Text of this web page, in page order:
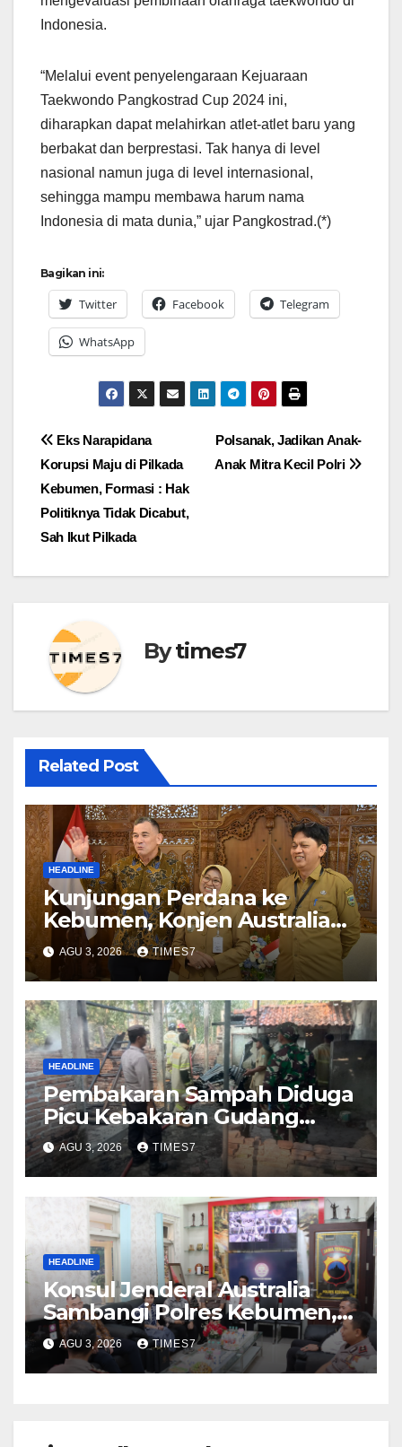
Indonesia.
“Melalui event penyelengaraan Kejuaraan
Taekwondo Pangkostrad Cup 2024 ini,
diharapkan dapat melahirkan atlet-atlet baru yang
berbakat dan berprestasi. Tak hanya di level
nasional namun juga di level internasional,
sehingga mampu membawa harum nama
Indonesia di mata dunia,” ujar Pangkostrad.(*)
Bagikan ini:
Twitter Facebook Telegram
WhatsApp
Navigasi
pos
Polsanak, Jadikan Anak-
Anak Mitra Kecil Polri
Eks Narapidana
Korupsi Maju di Pilkada
Kebumen, Formasi : Hak
Politiknya Tidak Dicabut,
Sah Ikut Pilkada
Bytimes7
Related Post
HEADLINE
Kunjungan Perdana ke
Kebumen, Konjen Australia
Jajaki Kerja Sama Pariwisata
hingga Pendidikan
AGU 3, 2026 TIMES7
HEADLINE
Pembakaran Sampah Diduga
Picu Kebakaran Gudang
Furniture di Kebumen
AGU 3, 2026 TIMES7
HEADLINE
Konsul Jenderal Australia
Sambangi Polres Kebumen,
Pererat Silaturahmi
AGU 3, 2026 TIMES7